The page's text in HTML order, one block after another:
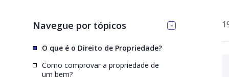
Navegue por tópicos
O que é o Direito de Propriedade?
Como comprovar a propriedade de
um bem?